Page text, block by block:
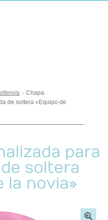
a
Chapa
de soltera «Equipo de
para
soltera
la novia»